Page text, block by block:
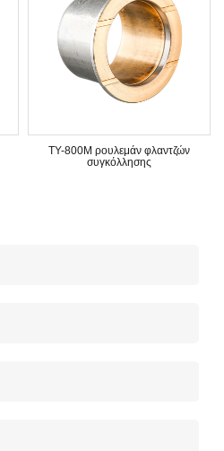
TY-800M ρουλεμάν φλαντζών
συγκόλλησης